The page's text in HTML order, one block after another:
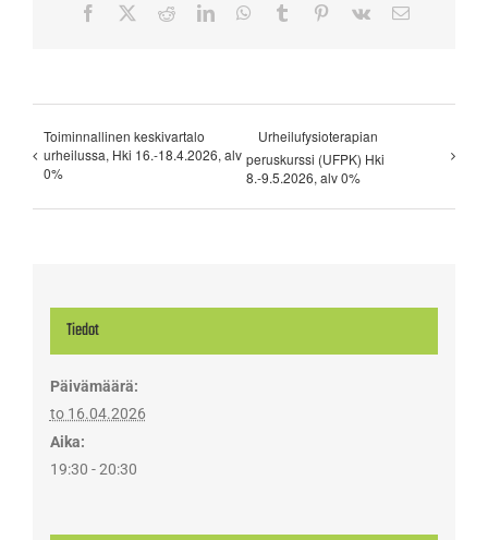
Facebook RedditLinkedInWhatsApp
Tumblr Pinterest
Vk Sähköposti
Toiminnallinen keskivartalo
urheilussa, Hki 16.-18.4.2026, alv
0%
Urheilufysioterapian
peruskurssi (UFPK) Hki
8.-9.5.2026, alv 0%
Tiedot
Päivämäärä:
to 16.04.2026
Aika:
19:30 - 20:30